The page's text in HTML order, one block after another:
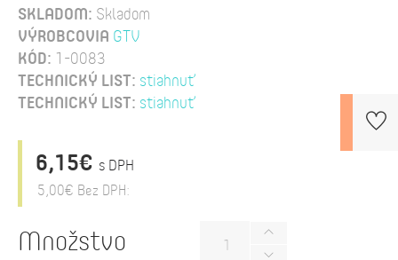
SKLADOM: Skladom
VÝROBCOVIA GTV
KÓD: 1-0083
TECHNICKÝ LIST: stiahnuť
TECHNICKÝ LIST: stiahnuť
6,15€ s DPH
5,00€ Bez DPH:
Množstvo